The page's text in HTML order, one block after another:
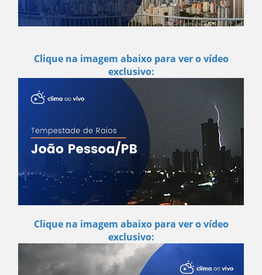
Clique na imagem abaixo para ver o vídeo
exclusivo:
Clique na imagem abaixo para ver o vídeo
exclusivo: